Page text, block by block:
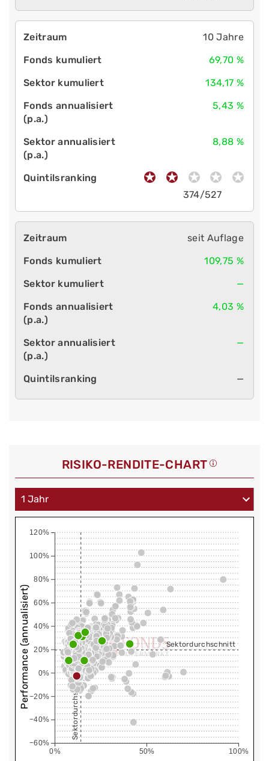
10 Jahre
69,70 %
134,17 %
5,43 %
8,88 %
374/527
seit Auflage
109,75 %
—
4,03 %
—
—
RISIKO-RENDITE-CHART
0% 50% 100%
−60%
−40%
−20%
0%
20%
40%
60%
80%
100%
120%
Sektordurchschnitt
Sektordurchschnitt
Performance (annualisiert)